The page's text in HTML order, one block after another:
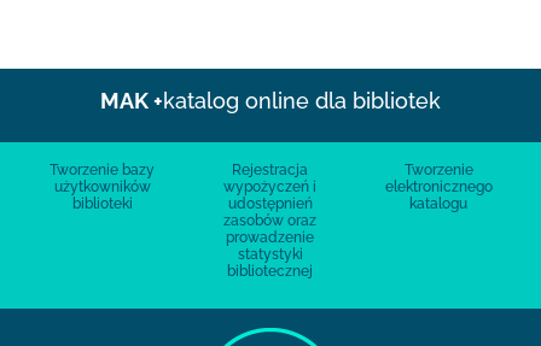
MAK +katalog online dla bibliotek
Tworzenie bazy
użytkowników
biblioteki
Rejestracja
wypożyczeń i
udostępnień
zasobów oraz
prowadzenie
statystyki
bibliotecznej
Tworzenie
elektronicznego
katalogu